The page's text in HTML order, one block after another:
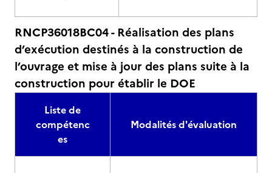
RNCP36018BC04 - Réalisation des plans
d’exécution destinés à la construction de
l’ouvrage et mise à jour des plans suite à la
construction pour établir le DOE
Liste de
compétenc
es
Modalités d'évaluation